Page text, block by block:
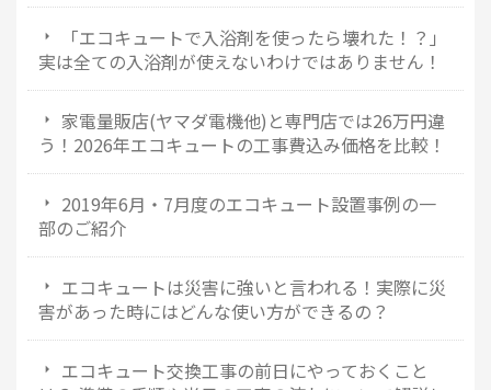
「エコキュートで入浴剤を使ったら壊れた！？」
実は全ての入浴剤が使えないわけではありません！
家電量販店(ヤマダ電機他)と専門店では26万円違
う！2026年エコキュートの工事費込み価格を比較！
2019年6月・7月度のエコキュート設置事例の一
部のご紹介
エコキュートは災害に強いと言われる！実際に災
害があった時にはどんな使い方ができるの？
エコキュート交換工事の前日にやっておくこと